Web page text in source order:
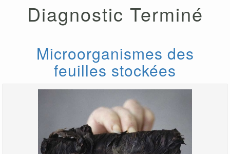
Diagnostic Terminé
Microorganismes des
feuilles stockées